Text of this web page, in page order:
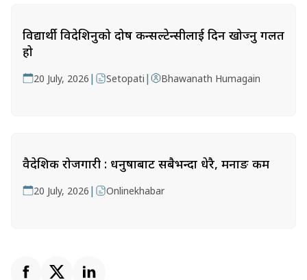
विद्यार्थी विदेशिनुको दोष कन्सल्टेन्सीलाई दिन खोज्नु गलत
हो
20 July, 2026 | Setopati | Bhawanath Humagain
वैदेशिक रोजगारी : धनुषाबाट सबैभन्दा धेरै, मनाङ कम
20 July, 2026 | Onlinekhabar